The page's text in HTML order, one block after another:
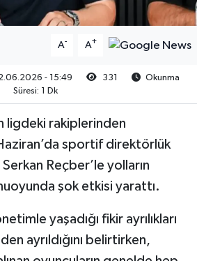
A- A+
- 15:49 331
Okunma
Süresi: 1 Dk
ligdeki rakiplerinden
sportif direktörlük
Reçber’le yolların
şok etkisi yarattı.
yaşadığı fikir ayrılıkları
ayrıldığını belirtirken,